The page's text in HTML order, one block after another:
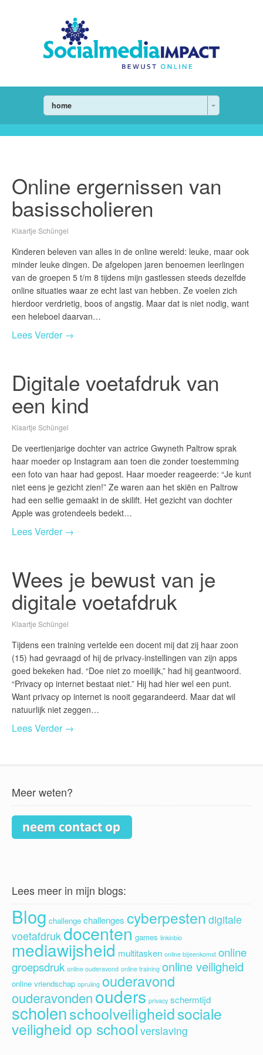
home
Online ergernissen van
basisscholieren
Klaartje Schüngel
Kinderen beleven van alles in de online wereld: leuke, maar ook
minder leuke dingen. De afgelopen jaren benoemen leerlingen
van de groepen 5 t/m 8 tijdens mijn gastlessen steeds dezelfde
online situaties waar ze echt last van hebben. Ze voelen zich
hierdoor verdrietig, boos of angstig. Maar dat is niet nodig, want
een heleboel daarvan…
Lees Verder →
Digitale voetafdruk van
een kind
Klaartje Schüngel
De veertienjarige dochter van actrice Gwyneth Paltrow sprak
haar moeder op Instagram aan toen die zonder toestemming
een foto van haar had gepost. Haar moeder reageerde: “Je kunt
niet eens je gezicht zien!” Ze waren aan het skiën en Paltrow
had een selfie gemaakt in de skilift. Het gezicht van dochter
Apple was grotendeels bedekt…
Lees Verder →
Wees je bewust van je
digitale voetafdruk
Klaartje Schüngel
Tijdens een training vertelde een docent mij dat zij haar zoon
(15) had gevraagd of hij de privacy-instellingen van zijn apps
goed bekeken had. “Doe niet zo moeilijk,” had hij geantwoord.
“Privacy op internet bestaat niet.” Hij had hier wel een punt.
Want privacy op internet is nooit gegarandeerd. Maar dat wil
natuurlijk niet zeggen…
Lees Verder →
Meer weten?
Lees meer in mijn blogs:
Blog challenge challenges cyberpesten digitale
voetafdrukdocenten games linkinbio
mediawijsheid multitasken online bijeenkomst online
groepsdruk online ouderavond online training online veiligheid
online vriendschap opruiing ouderavond
ouderavondenouders privacy schermtijd
scholenschoolveiligheidsociale
veiligheid op school verslaving